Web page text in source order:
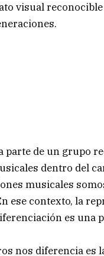
visual
parte de un grupo
dentro del
musicales
ese contexto, la
es una
nos diferencia es